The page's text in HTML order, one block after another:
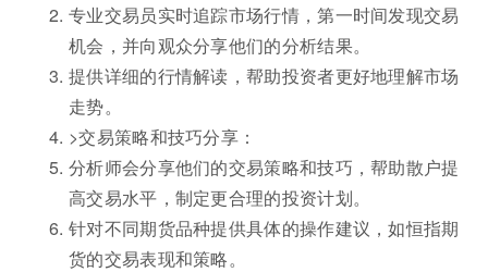
专业交易员实时追踪市场行情，第一时间发现交易
机会，并向观众分享他们的分析结果。
提供详细的行情解读，帮助投资者更好地理解市场
走势。
>交易策略和技巧分享：
分析师会分享他们的交易策略和技巧，帮助散户提
高交易水平，制定更合理的投资计划。
针对不同期货品种提供具体的操作建议，如恒指期
货的交易表现和策略。